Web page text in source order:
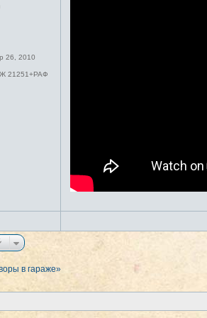
26, 2010
21251+РАФ
в гараже»